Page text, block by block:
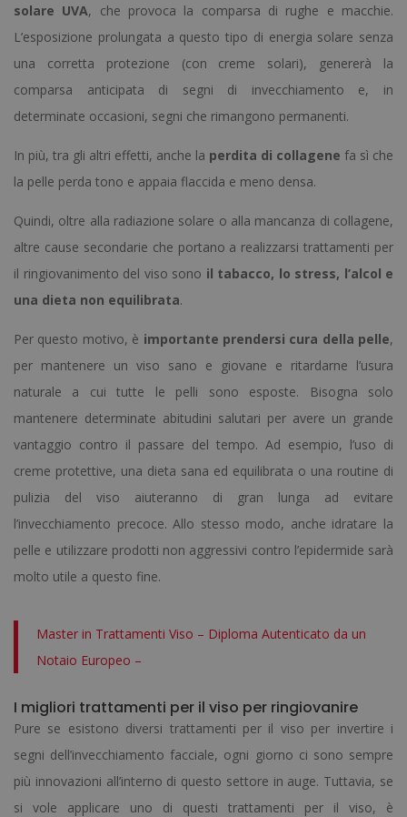
solare UVA, che provoca la comparsa di rughe e macchie.
L’esposizione prolungata a questo tipo di energia solare senza
una corretta protezione (con creme solari), genererà la
comparsa anticipata di segni di invecchiamento e, in
determinate occasioni, segni che rimangono permanenti.
In più, tra gli altri effetti, anche la perdita di collagene fa sì che
la pelle perda tono e appaia flaccida e meno densa.
Quindi, oltre alla radiazione solare o alla mancanza di collagene,
altre cause secondarie che portano a realizzarsi trattamenti per
il ringiovanimento del viso sono il tabacco, lo stress, l’alcol e
una dieta non equilibrata.
Per questo motivo, è importante prendersi cura della pelle,
per mantenere un viso sano e giovane e ritardarne l’usura
naturale a cui tutte le pelli sono esposte.
Bisogna solo
mantenere determinate abitudini salutari per avere un grande
vantaggio contro il passare del tempo. Ad esempio, l’uso di
creme protettive, una dieta sana ed equilibrata o una routine di
pulizia del viso aiuteranno di gran lunga ad evitare
l’invecchiamento precoce.Allo stesso modo, anche idratare la
pelle e utilizzare prodotti non aggressivi contro l’epidermide sarà
molto utile a questo fine.
Master in Trattamenti Viso – Diploma Autenticato da un
Notaio Europeo –
I migliori trattamenti per il viso per ringiovanire
Pure se esistono diversi trattamenti per il viso per invertire i
segni dell’invecchiamento facciale, ogni giorno ci sono sempre
più innovazioni all’interno di questo settore in auge. Tuttavia, se
si vole applicare uno di questi trattamenti per il viso, è